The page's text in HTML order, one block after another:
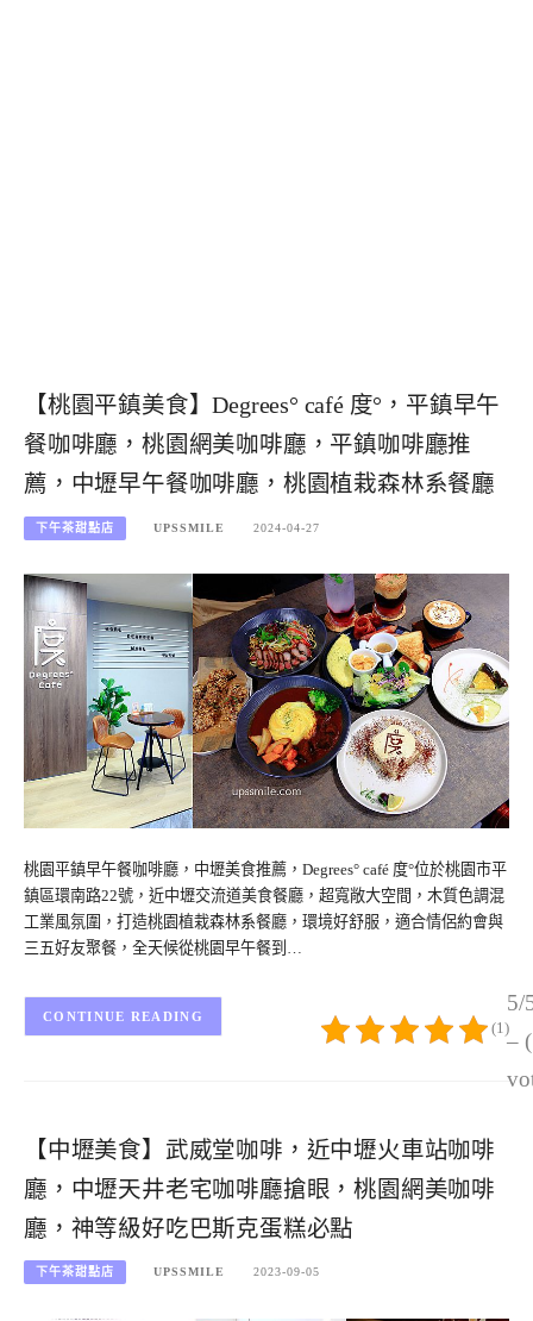
【桃園平鎮美食】Degrees° café 度°，平鎮早午
餐咖啡廳，桃園網美咖啡廳，平鎮咖啡廳推
薦，中壢早午餐咖啡廳，桃園植栽森林系餐廳
下午茶甜點店 UPSSMILE 2024-04-27
桃園平鎮早午餐咖啡廳，中壢美食推薦，Degrees° café 度°位於桃園市平
鎮區環南路22號，近中壢交流道美食餐廳，超寬敞大空間，木質色調混
工業風氛圍，打造桃園植栽森林系餐廳，環境好舒服，適合情侶約會與
三五好友聚餐，全天候從桃園早午餐到…
5/
–
(1)
CONTINUE READING
【中壢美食】武威堂咖啡，近中壢火車站咖啡
廳，中壢天井老宅咖啡廳搶眼，桃園網美咖啡
廳，神等級好吃巴斯克蛋糕必點
下午茶甜點店 UPSSMILE 2023-09-05